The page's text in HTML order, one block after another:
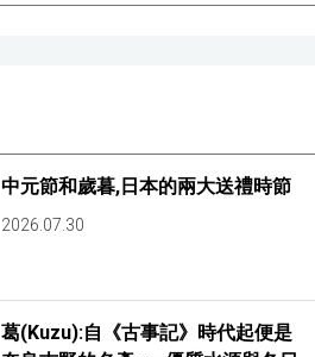
中元節和歲暮,日本的兩大送禮時節
2026.07.30
葛(Kuzu):自《古事記》時代起便是